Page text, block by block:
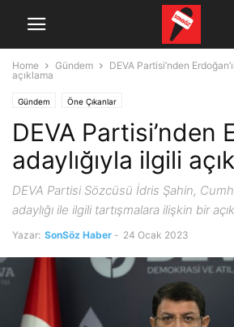
Home Gündem
DEVA Partisi’nden
açıklama
Gündem Öne Çıkanlar
DEVA Partisi’nden
adaylığıyla ilgili
DEVA Partisi Sözcüsü İdris Şahin,
adaylığı ile ilgili tartışmalara ilişkin bir
Yazar: SonSöz Haber - 24 Ocak 2023